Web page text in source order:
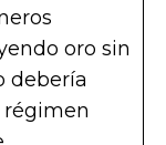
oro sin
debería